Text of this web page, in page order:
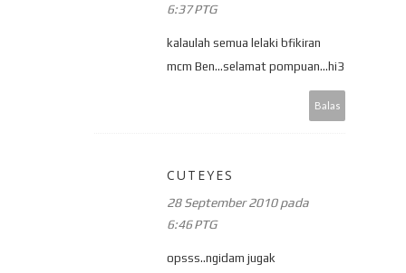
6:37 PTG
kalaulah semua lelaki bfikiran
mcm Ben...selamat pompuan...hi3
Balas
CUTEYES
28 September 2010 pada
6:46 PTG
opsss..ngidam jugak